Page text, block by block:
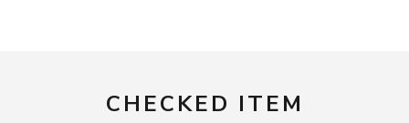
CHECKED ITEM